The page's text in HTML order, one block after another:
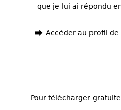
que je lui ai répondu
Accéder au profil
Pour télécharger